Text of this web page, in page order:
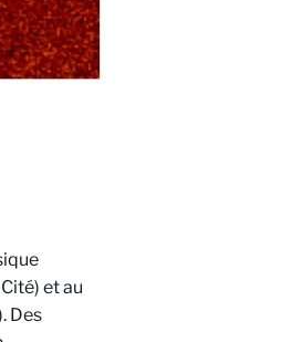
et au
Des